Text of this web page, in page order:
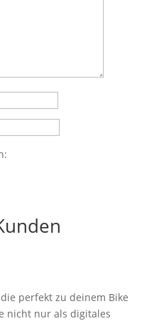
perfekt zu deinem Bike
nicht nur als digitales